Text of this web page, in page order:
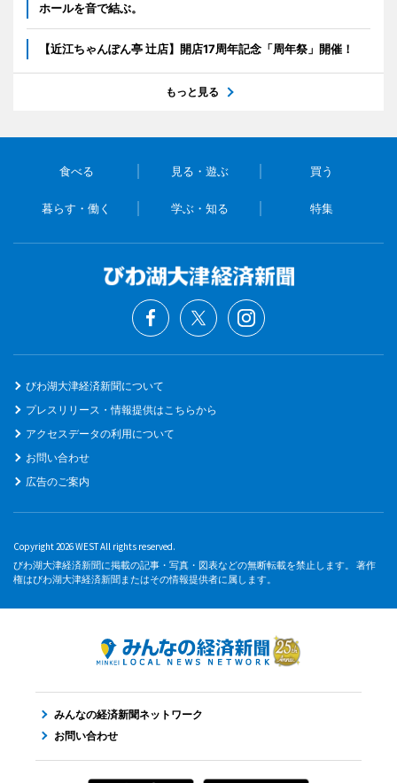
ホールを音で結ぶ。
【近江ちゃんぽん亭 辻店】開店17周年記念「周年祭」開催！
もっと見る
食べる 見る・遊ぶ 買う
暮らす・働く 学ぶ・知る 特集
びわ湖大津経済新聞について
プレスリリース・情報提供はこちらから
アクセスデータの利用について
お問い合わせ
広告のご案内
Copyright 2026 WEST All rights reserved.
びわ湖大津経済新聞に掲載の記事・写真・図表などの無断転載を禁止します。 著作
権はびわ湖大津経済新聞またはその情報提供者に属します。
みんなの経済新聞ネットワーク
お問い合わせ